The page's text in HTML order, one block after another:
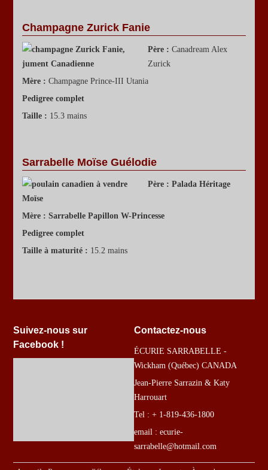
Champagne Zurick Fanie
Père :Canadream Alex
Zurick
Mère :Champagne Prince-III Utania
Pedigree complet
Taille : 15.3 mains
Sarrabelle Moïse Guélodie
Père : Palada Héritage
Moïse
Mère : Sarrabelle Papillon W-Princesse
Pedigree complet
Taille à maturité : 15.2 mains
Suivez-nous sur
Facebook !
Contactez-nous
ÉCURIE SARRABELLE -
Wickham (Québec) CANADA
Jean-Pierre Sarrazin & Katy
Harrouart
Tel : + 1-819-436-1800
email : ecurie-
sarrabelle@hotmail.com